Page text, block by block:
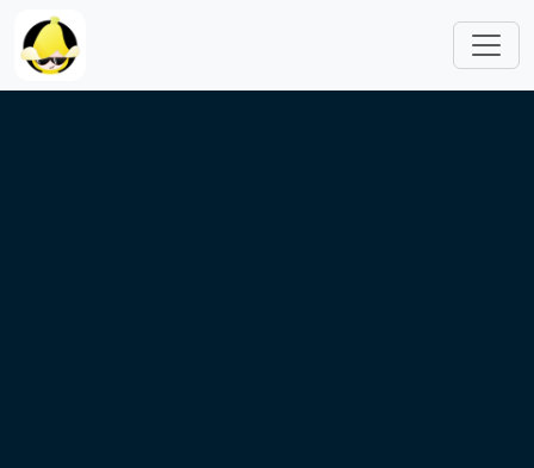
跳转到主要内容